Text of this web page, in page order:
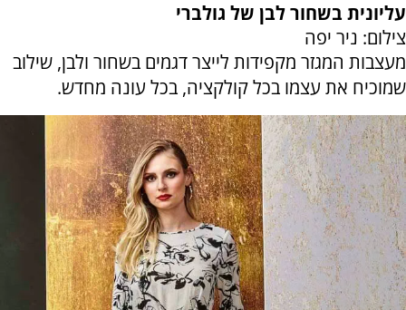
עליונית בשחור לבן של גולברי
צילום: ניר יפה
מעצבות המגזר מקפידות לייצר דגמים בשחור ולבן, שילוב
שמוכיח את עצמו בכל קולקציה, בכל עונה מחדש.